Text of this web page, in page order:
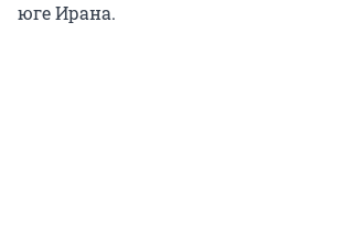
юге Ирана.